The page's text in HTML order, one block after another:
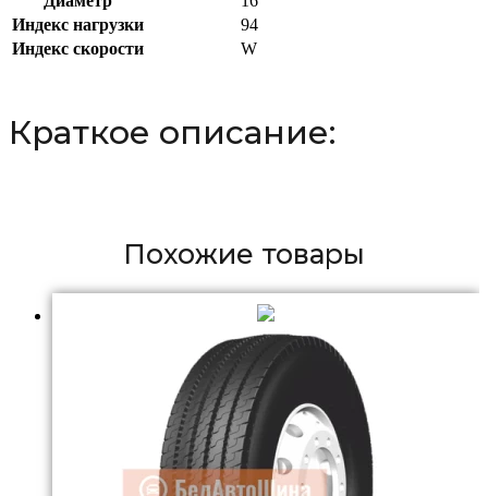
Индекс нагрузки
94
Индекс скорости
W
Краткое описание:
Похожие товары